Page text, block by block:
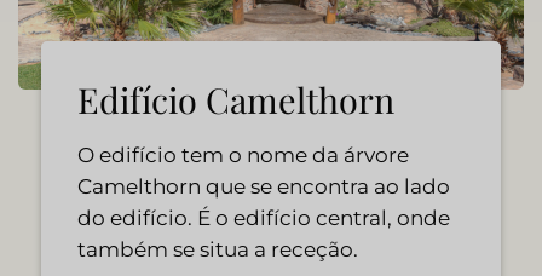
Edifício Camelthorn
O edifício tem o nome da árvore
Camelthorn que se encontra ao lado
do edifício. É o edifício central, onde
também se situa a receção.